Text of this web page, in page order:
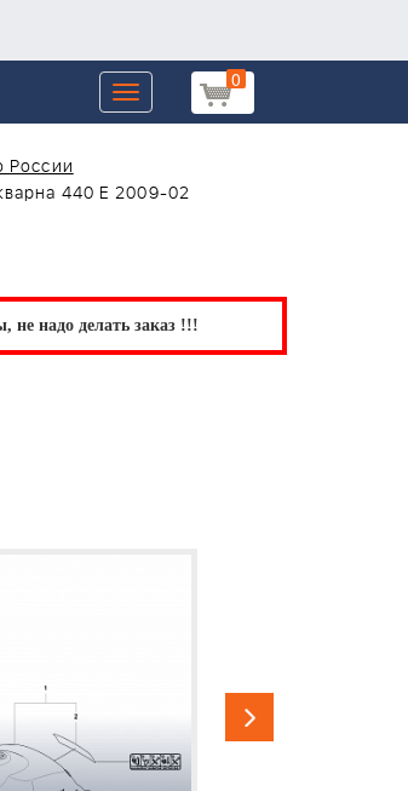
0
Toggle
navigation
России
440 E 2009-02
не надо делать заказ !!!